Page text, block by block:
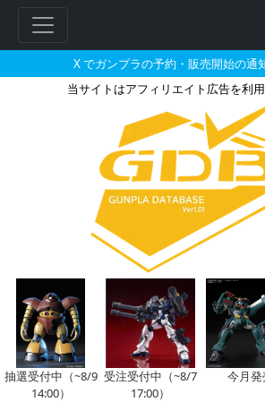
X でガンプラの予約・販売開始の通
当サイトはアフィリエイト広告を利用
MG 1/100 エクリプ
抽選受付中（~8/9
14:00）
受注受付中（~8/7
17:00）
今月発